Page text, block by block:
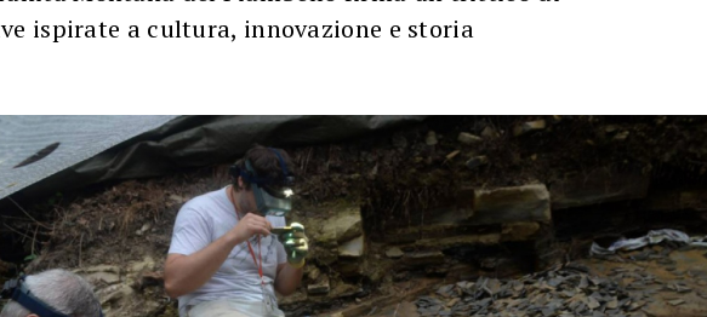
ispirate a cultura, innovazione e storia